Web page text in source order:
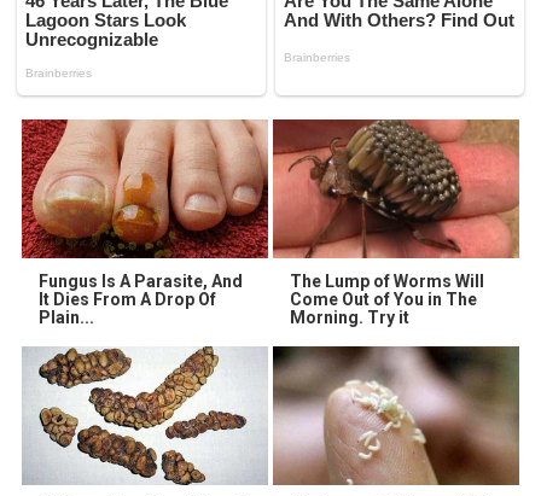
Fungus Is A Parasite, And
It Dies From A Drop Of
Plain...
The Lump of Worms Will
Come Out of You in The
Morning. Try it